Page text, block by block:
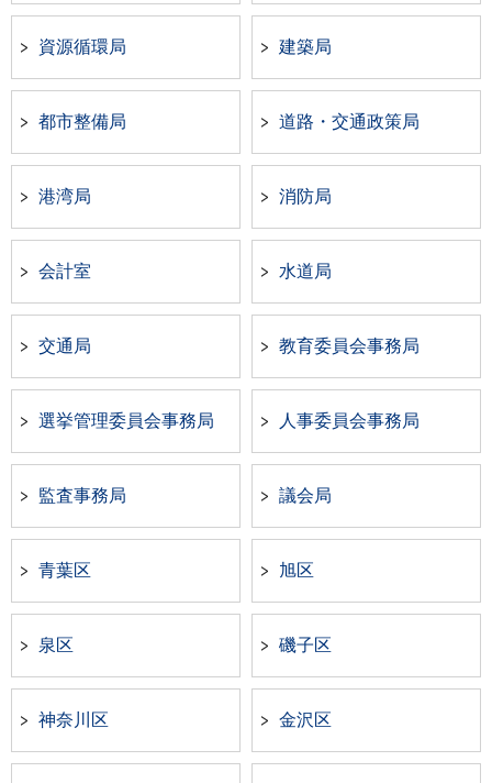
資源循環局 建築局
都市整備局 道路・交通政策局
港湾局 消防局
会計室 水道局
交通局 教育委員会事務局
選挙管理委員会事務局 人事委員会事務局
監査事務局 議会局
青葉区 旭区
泉区 磯子区
神奈川区 金沢区